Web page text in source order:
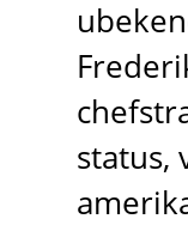
status,